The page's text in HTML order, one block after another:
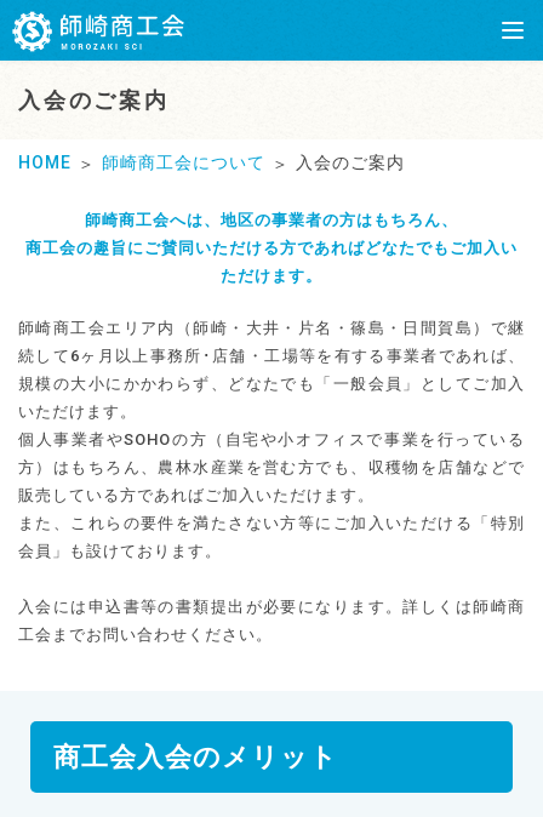
入会のご案内
HOME 師崎商工会について 入会のご案内
師崎商工会へは、地区の事業者の方はもちろん、
商工会の趣旨にご賛同いただける方であればどなたでもご加入い
ただけます。
師崎商工会エリア内（師崎・大井・片名・篠島・日間賀島）で継
続して6ヶ月以上事務所･店舗・工場等を有する事業者であれば、
規模の大小にかかわらず、どなたでも「一般会員」としてご加入
いただけます。
個人事業者やSOHOの方（自宅や小オフィスで事業を行っている
方）はもちろん、農林水産業を営む方でも、収穫物を店舗などで
販売している方であればご加入いただけます。
また、これらの要件を満たさない方等にご加入いただける「特別
会員」も設けております。
入会には申込書等の書類提出が必要になります。詳しくは師崎商
工会までお問い合わせください。
商工会入会のメリット